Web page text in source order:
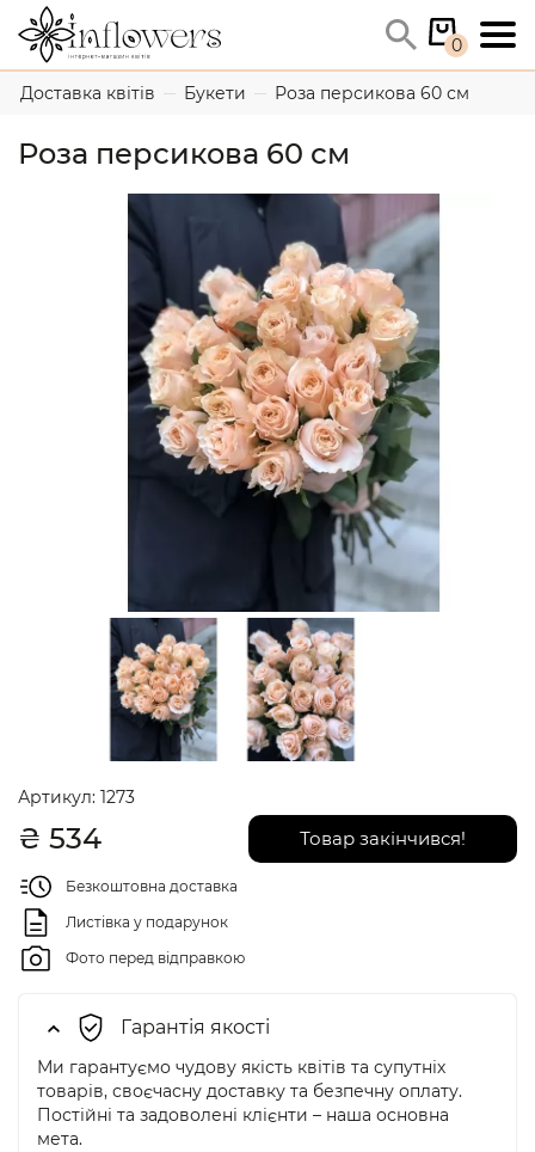
0
Доставка квітів Букети Роза персикова 60 см
Роза персикова 60 см
Артикул: 1273
₴ 534 Товар закінчився!
Безкоштовна доставка
Листівка у подарунок
Фото перед відправкою
Гарантія якості
Ми гарантуємо чудову якість квітів та супутніх
товарів, своєчасну доставку та безпечну оплату.
Постійні та задоволені клієнти – наша основна
мета.